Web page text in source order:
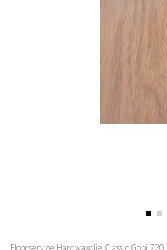
Floorservice Hardwaxolie Classic Gobi